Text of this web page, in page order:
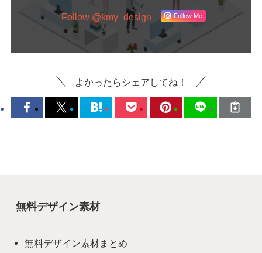
Follow @kmy_design Follow Me
よかったらシェアしてね！
無料デザイン素材
無料デザイン素材まとめ